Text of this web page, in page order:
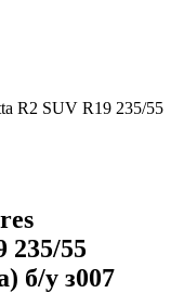
R2 SUV R19 235/55
235/55
б/у з007